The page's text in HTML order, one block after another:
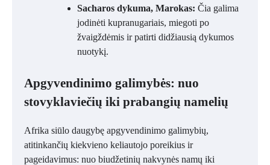
Sacharos dykuma, Marokas: Čia galima
jodinėti kupranugariais, miegoti po
žvaigždėmis ir patirti didžiausią dykumos
nuotykį.
Apgyvendinimo galimybės: nuo
stovyklaviečių iki prabangių namelių
Afrika siūlo daugybę apgyvendinimo galimybių,
atitinkančių kiekvieno keliautojo poreikius ir
pageidavimus: nuo biudžetinių nakvynės namų iki